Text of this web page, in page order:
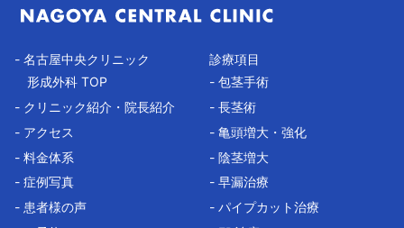
- 名古屋中央クリニック
形成外科 TOP
- クリニック紹介・院長紹介
- アクセス
- 料金体系
- 症例写真
- 患者様の声
診療項目
- 包茎手術
- 長茎術
- 亀頭増大・強化
- 陰茎増大
- 早漏治療
- パイプカット治療